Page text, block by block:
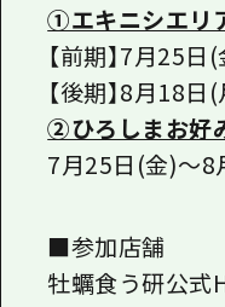
①エキニシエリ
【前期】7月25
【後期】8月18
②ひろしまお好
7月25日(金)～8
■参加店舗
牡蠣食う研公式